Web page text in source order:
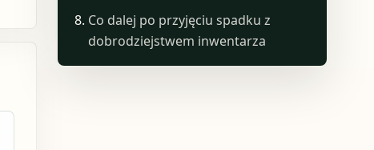
Co dalej po przyjęciu spadku z
dobrodziejstwem inwentarza